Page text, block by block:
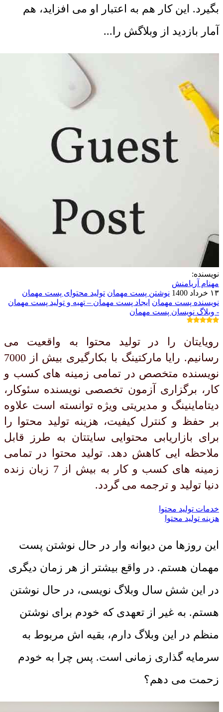
بگیرد. این کار هم به اعتبار او می افزاید، هم
آمار بازدید از وبلاگش را...
نویسنده:
مهنام آریامنش
۱۳ خرداد 1400
نوشتن پست مهمان تولید محتوای پست مهمان
نویسنده پست مهمان ایجاد پست مهمان – تهیه و تولید پست مهمان
- وبلاگ نویسان پست مهمان
رویایتان را در تولید محتوا به واقعیت می
رسانیم. رایا مارکتینگ با بکارگیری بیش از 7000
نویسنده متخصص در تمامی زمینه های کسب و
کار، برگزاری آزمون تخصصی نویسنده سئوکار،
دیتاماینینگ و مدیریتی ویژه توانسته است علاوه
بر حفظ و کنترل کیفیت، هزینه تولید محتوا را
برای بازاریابی محتوایی سایتتان به طرز قابل
ملاحظه ایی کاهش دهد. تولید محتوا در تمامی
زمینه های کسب و کار به بیش از 7 زبان زنده
دنیا تولید و ترجمه می گردد.
خدمات تولید محتوا
هزینه تولید محتوا
این روزها من دیوانه وار در حال نوشتن پست
مهمان هستم. در واقع بیشتر از هر زمان دیگری
در این شش سال وبلاگ نویسی، در حال نوشتن
هستم. به غیر از تعهدی که خودم برای نوشتن
منظم در این وبلاگ دارم، بقیه اش مربوط به
سرمایه گذاری زمانی است. پس چرا به خودم
زحمت می دهم؟